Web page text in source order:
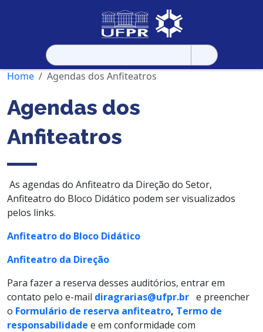
Pesquisar
por:
Home
Agendas dos Anfiteatros
Agendas dos
Anfiteatros
As agendas do Anfiteatro da Direção do Setor,
Anfiteatro do Bloco Didático podem ser visualizados
pelos links.
Anfiteatro do Bloco Didático
Anfiteatro da Direção
Para fazer a reserva desses auditórios, entrar em
contato pelo e-mail diragrarias@ufpr.br e preencher
o Formulário de reserva anfiteatro, Termo de
responsabilidade e em conformidade com